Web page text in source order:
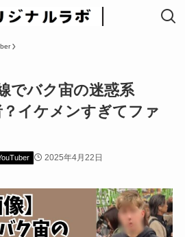
でバク宙の迷惑系
イケメンすぎてファ
2025年4月22日